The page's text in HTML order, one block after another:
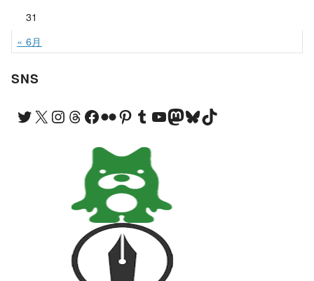
31
« 6月
SNS
Twitter X Instagram Threads Facebook Flickr Pinterest Tumblr YouTube Mastodon Bluesky TikTok